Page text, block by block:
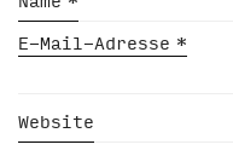
E-Mail-Adresse *
Website